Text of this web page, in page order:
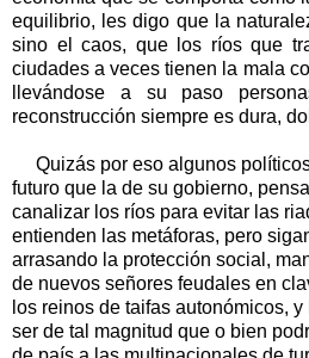
equilibrio, les digo que la
sino el caos, que los ríos que
ciudades a veces tienen la mala
llevándose a su paso
reconstrucción siempre es dura,
Quizás por eso algunos
futuro que la de su gobierno,
canalizar los ríos para evitar las
entienden las metáforas, pero
arrasando la protección social,
de nuevos señores feudales en
los reinos de taifas autonómicos,
ser de tal magnitud que o bien